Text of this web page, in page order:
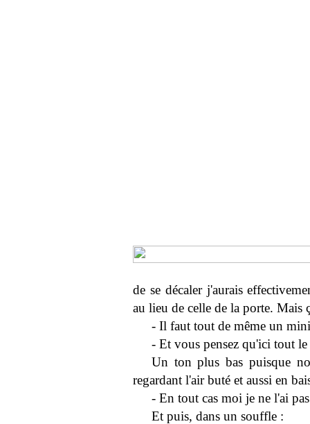
de se décaler j'aurais
au lieu de celle de la porte. Mais
- Il faut tout de même un
- Et vous pensez qu'ici tout le
Un ton plus bas puisque
regardant l'air buté et aussi en
- En tout cas moi je ne l'ai
Et puis, dans un souffle :